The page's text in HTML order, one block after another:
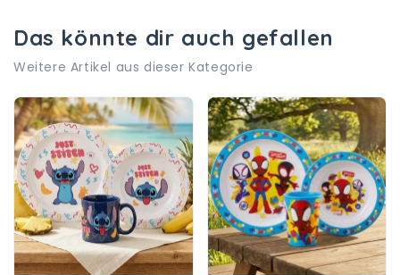
Das könnte dir auch gefallen
Weitere Artikel aus dieser Kategorie